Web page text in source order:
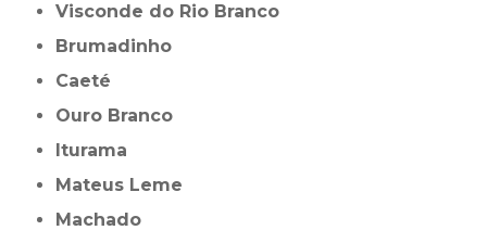
Visconde do Rio Branco
Brumadinho
Caeté
Ouro Branco
Iturama
Mateus Leme
Machado